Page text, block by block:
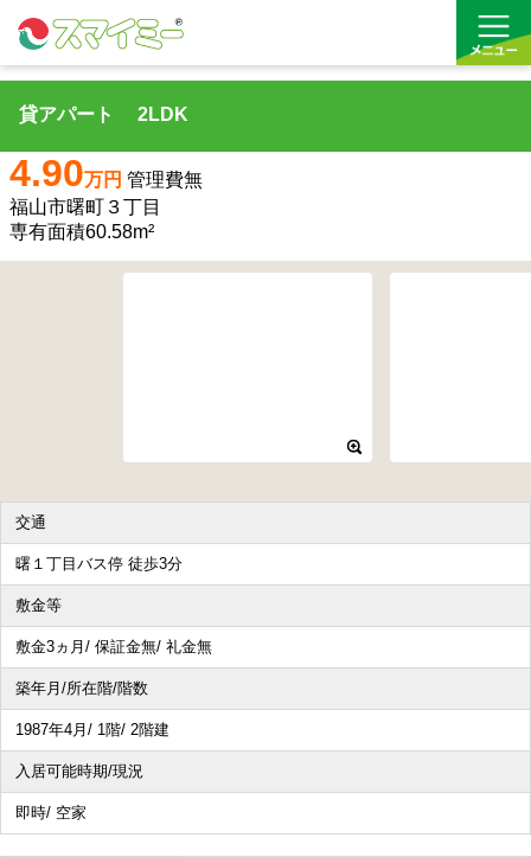
買う
貸アパート 2LDK
4.90万円 管理費無
福山市曙町３丁目
専有面積60.58m²
交通
曙１丁目バス停 徒歩3分
敷金等
敷金3ヵ月/ 保証金無/ 礼金無
築年月/所在階/階数
1987年4月/ 1階/ 2階建
入居可能時期/現況
即時/ 空家